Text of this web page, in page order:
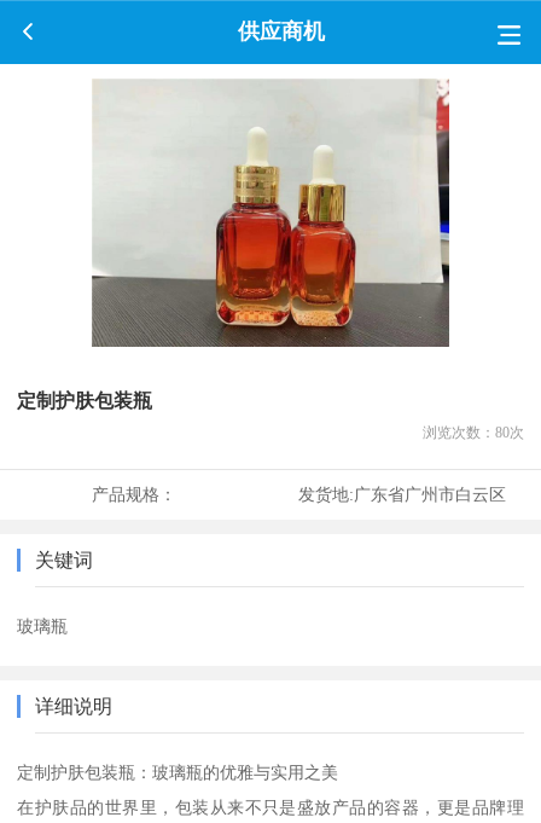
供应商机
定制护肤包装瓶
浏览次数： 80次
产品规格： 发货地:广东省广州市白云区
关键词
玻璃瓶
详细说明
定制护肤包装瓶：玻璃瓶的优雅与实用之美
在护肤品的世界里，包装从来不只是盛放产品的容器，更是品牌理